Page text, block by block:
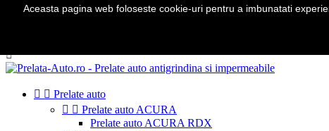
Telefon:0724 571 115

  Prelate auto
  Prelate auto ACURA
Prelate auto ACURA RDX
Aceasta pagina web foloseste cookie-uri pentru a imbunatati